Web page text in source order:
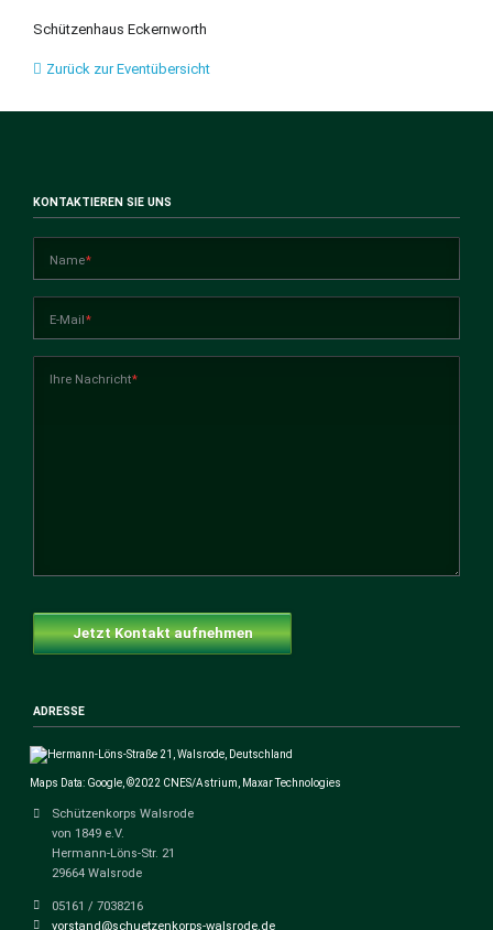
Schützenhaus Eckernworth
Zurück zur Eventübersicht
KONTAKTIEREN SIE UNS
Pflichtfeld
Name*
Pflichtfeld
E-Mail *
Pflichtfeld
Ihre Nachricht*
Jetzt Kontakt aufnehmen
ADRESSE
Maps Data: Google, ©2022 CNES/Astrium, Maxar Technologies
Schützenkorps Walsrode
von 1849 e.V.
Hermann-Löns-Str. 21
29664 Walsrode
05161 / 7038216
vorstand@schuetzenkorps-walsrode.de